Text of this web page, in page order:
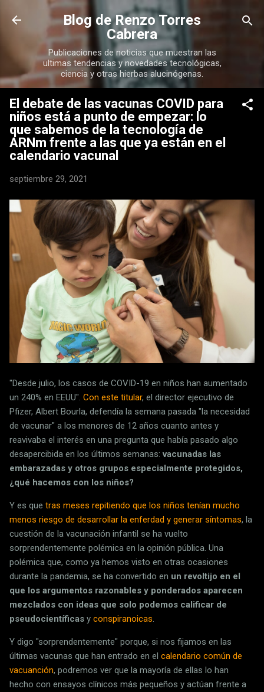
Ir al contenido principal
Blog de Renzo Torres
Cabrera
Publicaciones de noticias que muestran las
ultimas tendencias y novedades tecnológicas,
ciencia y otras hierbas alucinógenas.
El debate de las vacunas COVID para
niños está a punto de empezar: lo
que sabemos de la tecnología de
ARNm frente a las que ya están en el
calendario vacunal
septiembre 29, 2021
"Desde julio, los casos de COVID-19 en niños han aumentado
un 240% en EEUU". Con este titular, el director ejecutivo de
Pfizer, Albert Bourla, defendía la semana pasada "la necesidad
de vacunar" a los menores de 12 años cuanto antes y
reavivaba el interés en una pregunta que había pasado algo
desapercibida en los últimos semanas:vacunadas las
embarazadas y otros grupos especialmente protegidos,
¿qué hacemos con los niños?
Y es que tras meses repitiendo que los niños tenían mucho
menos riesgo de desarrollar la enferdad y generar síntomas, la
cuestión de la vacunación infantil se ha vuelto
sorprendentemente polémica en la opinión pública. Una
polémica que, como ya hemos visto en otras ocasiones
durante la pandemia, se ha convertido en un revoltijo en el
que los argumentos razonables y ponderados aparecen
mezclados con ideas que solo podemos calificar de
pseudocientíficas y conspiranoicas.
Y digo "sorprendentemente" porque, si nos fijamos en las
últimas vacunas que han entrado en el calendario común de
vacuanción, podremos ver que la mayoría de ellas lo han
hecho con ensayos clínicos más pequeños y actúan frente a